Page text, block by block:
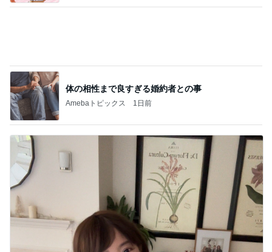
体の相性まで良すぎる婚約者との事
Amebaトピックス 1日前